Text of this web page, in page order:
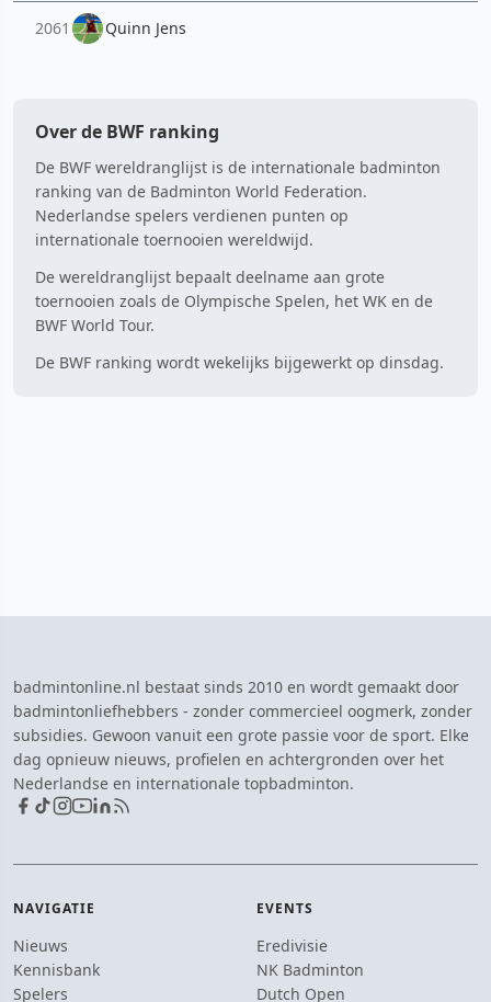
2061 Quinn Jens
Over de BWF ranking
De BWF wereldranglijst is de internationale badminton
ranking van de Badminton World Federation.
Nederlandse spelers verdienen punten op
internationale toernooien wereldwijd.
De wereldranglijst bepaalt deelname aan grote
toernooien zoals de Olympische Spelen, het WK en de
BWF World Tour.
De BWF ranking wordt wekelijks bijgewerkt op dinsdag.
badmintonline.nl bestaat sinds 2010 en wordt gemaakt door
badmintonliefhebbers - zonder commercieel oogmerk, zonder
subsidies. Gewoon vanuit een grote passie voor de sport. Elke
dag opnieuw nieuws, profielen en achtergronden over het
Nederlandse en internationale topbadminton.
NAVIGATIE
Nieuws
Kennisbank
Spelers
EVENTS
Eredivisie
NK Badminton
Dutch Open